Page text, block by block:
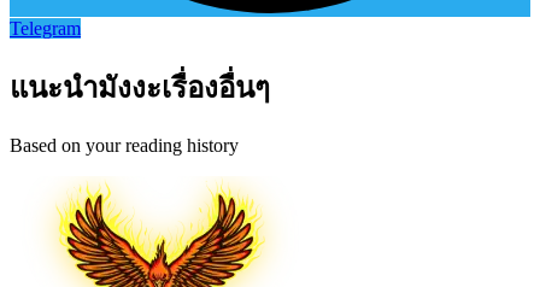
Telegram
แนะนำมังงะเรื่องอื่นๆ
Based on your reading history